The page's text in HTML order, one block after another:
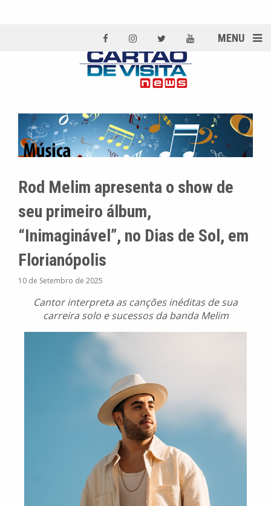
MENU
Rod Melim apresenta o show de
seu primeiro álbum,
“Inimaginável”, no Dias de Sol, em
Florianópolis
10 de Setembro de 2025
Cantor interpreta as canções inéditas de sua
carreira solo e sucessos da banda Melim